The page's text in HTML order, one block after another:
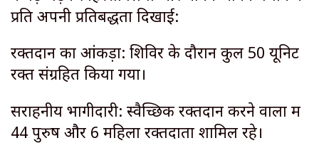
प्रति अपनी प्रतिबद्धता दिखाई:
रक्तदान का आंकड़ा: शिविर के दौरान कुल 50 यूनिट
रक्त संग्रहित किया गया।
सराहनीय भागीदारी: स्वैच्छिक रक्तदान करने वालों में
44 पुरुष और 6 महिला रक्तदाता शामिल रहे।